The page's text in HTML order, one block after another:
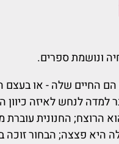
ונושמת ספרים.
הם החיים שלה - או בעצם
למדה לנחש לאיזה כיוון
הרוצח; החנונית עוברת
היא פצצה; הבחור זוכה